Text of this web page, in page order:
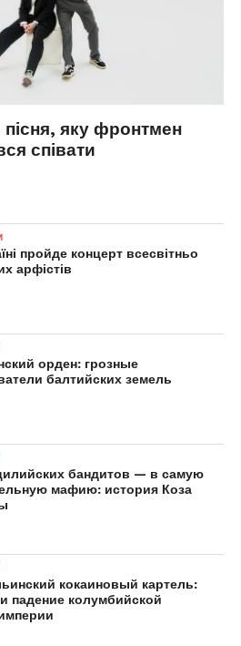
яку фронтмен
співати
пройде концерт всесвітньо
арфістів
орден: грозные
балтийских земель
бандитов — в самую
мафию: история Коза
кокаиновый картель:
падение колумбийской